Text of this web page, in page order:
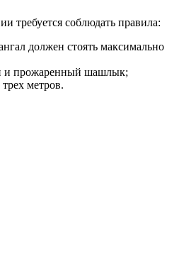
требуется соблюдать правила:
должен стоять максимально
и прожаренный шашлык;
метров.